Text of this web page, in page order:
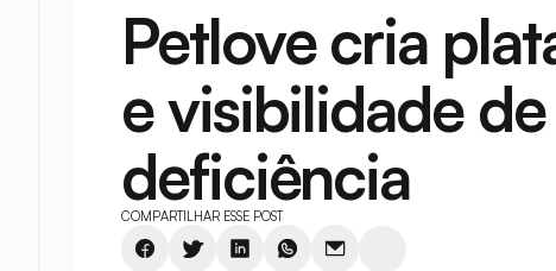
Petlove cria
e visibilidade
deficiência
COMPARTILHAR ESSE POST